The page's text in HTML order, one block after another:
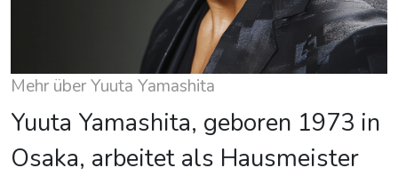
Mehr über Yuuta Yamashita
Yuuta Yamashita, geboren 1973 in
Osaka, arbeitet als Hausmeister